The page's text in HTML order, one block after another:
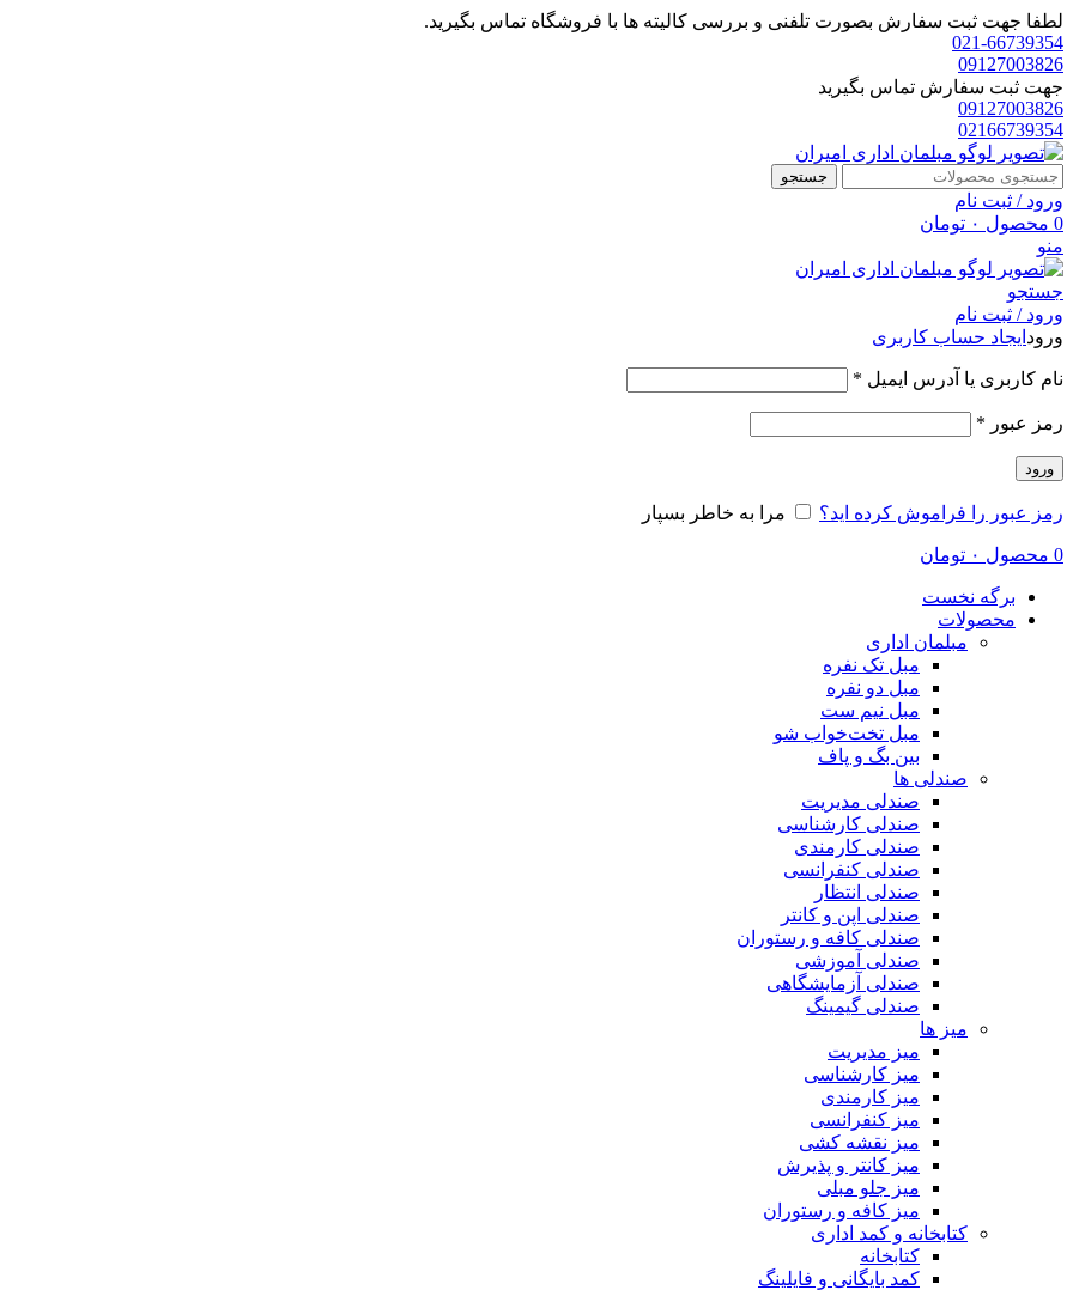
لطفا جهت ثبت سفارش بصورت تلفنی و بررسی کالیته ها با فروشگاه تماس بگیرید.
021-66739354
09127003826
جهت ثبت سفارش تماس بگیرید
09127003826
02166739354
جستجو
ورود / ثبت نام
0 محصول ۰ تومان
منو
جستجو
ورود / ثبت نام
ورود ایجاد حساب کاربری
نام کاربری یا آدرس ایمیل *
رمز عبور *
ورود
رمز عبور را فراموش کرده اید؟ مرا به خاطر بسپار
0 محصول ۰ تومان
برگه نخست
محصولات
مبلمان اداری
مبل تک نفره
مبل دو نفره
مبل نیم ست
مبل تخت‌خواب شو
بین بگ و پاف
صندلی ها
صندلی مدیریت
صندلی کارشناسی
صندلی کارمندی
صندلی کنفرانسی
صندلی انتظار
صندلی اپن و کانتر
صندلی کافه و رستوران
صندلی آموزشی
صندلی آزمایشگاهی
صندلی گیمینگ
میز ها
میز مدیریت
میز کارشناسی
میز کارمندی
میز کنفرانسی
میز نقشه کشی
میز کانتر و پذیرش
میز جلو مبلی
میز کافه و رستوران
کتابخانه و کمد اداری
کتابخانه
کمد بایگانی و فایلینگ